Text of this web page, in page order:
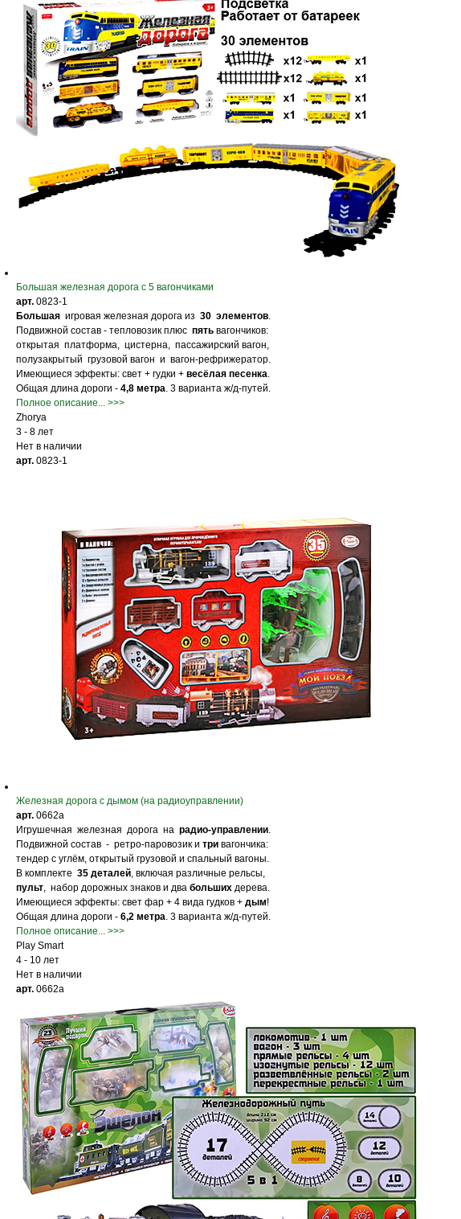
Большая железная дорога с 5 вагончиками
арт. 0823-1
Большая игровая железная дорога из 30 элементов.
Подвижной состав - тепловозик плюс пять вагончиков:
открытая платформа, цистерна, пассажирский вагон,
полузакрытый грузовой вагон и вагон-рефрижератор.
Имеющиеся эффекты: свет + гудки + весёлая песенка.
Общая длина дороги - 4,8 метра. 3 варианта ж/д-путей.
Полное описание... >>>
Zhorya
3 - 8 лет
Нет в наличии
арт. 0823-1
Железная дорога с дымом (на радиоуправлении)
арт. 0662a
Игрушечная железная дорога на радио-управлении.
Подвижной состав - ретро-паровозик и три вагончика:
тендер с углём, открытый грузовой и спальный вагоны.
В комплекте 35 деталей, включая различные рельсы,
пульт, набор дорожных знаков и два больших дерева.
Имеющиеся эффекты: свет фар + 4 вида гудков + дым!
Общая длина дороги - 6,2 метра. 3 варианта ж/д-путей.
Полное описание... >>>
Play Smart
4 - 10 лет
Нет в наличии
арт. 0662a